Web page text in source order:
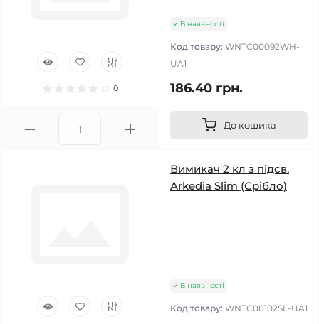
0
В наявності
Код товару: WNTC00092WH-
UA1
186.40 грн.
До кошика
Вимикач 2 кл з підсв.
Arkedia Slim (Срібло)
В наявності
Код товару: WNTC00102SL-UA1